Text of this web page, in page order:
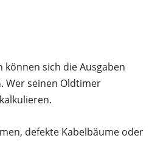
sich die Ausgaben
Wer seinen Oldtimer
defekte Kabelbäume oder